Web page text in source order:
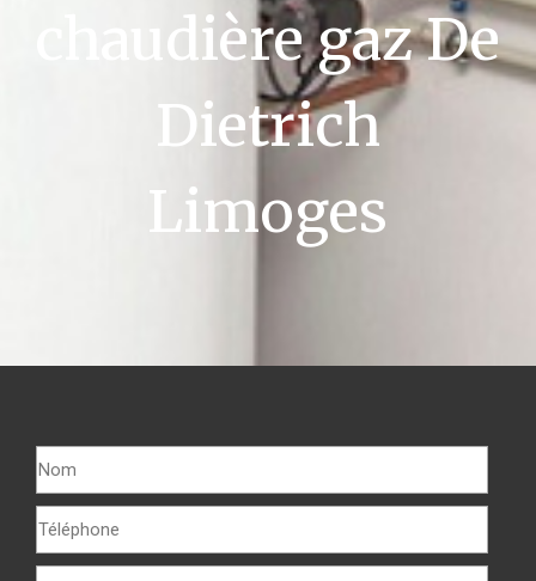
chaudière gaz De
Dietrich
Limoges